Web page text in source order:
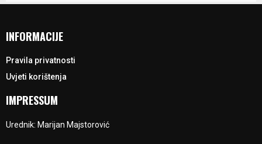
INFORMACIJE
Pravila privatnosti
Uvjeti korištenja
IMPRESSUM
Urednik: Marijan Majstorović